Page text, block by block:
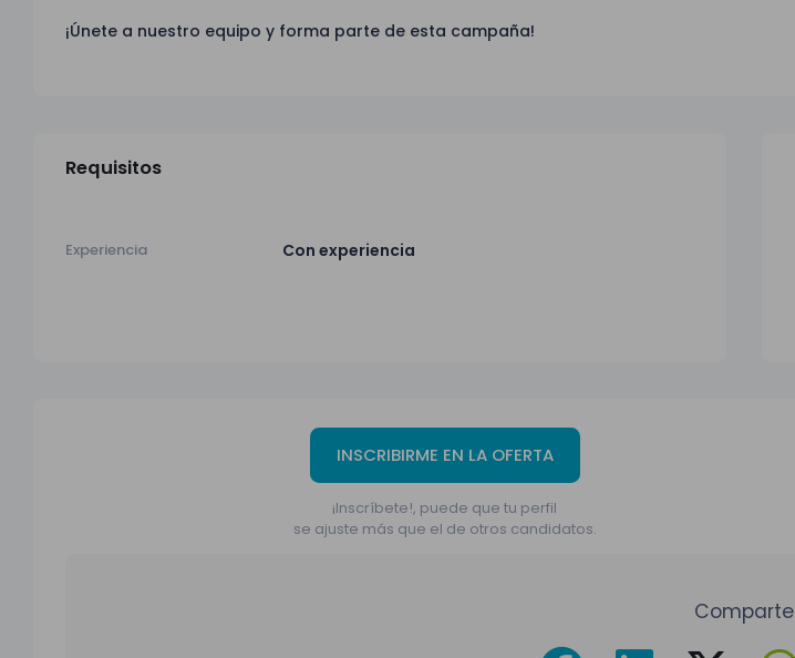
¡Únete a nuestro equipo y forma parte de esta campaña!
Requisitos
Experiencia Con experiencia
INSCRIBIRME EN LA OFERTA
¡Inscríbete!, puede que tu perfil
se ajuste más que el de otros candidatos.
Comparte